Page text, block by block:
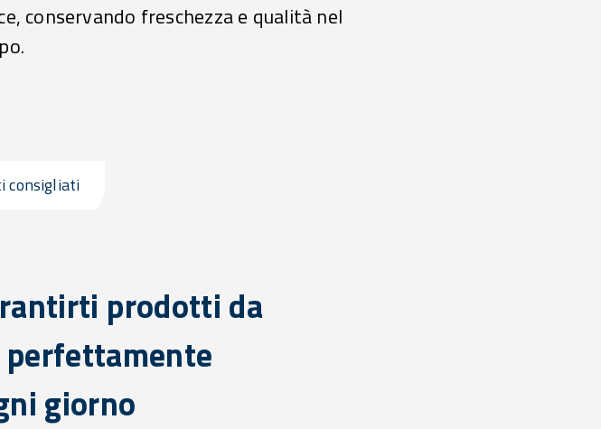
conservando freschezza e qualità nel
consigliati
prodotti da
giorno